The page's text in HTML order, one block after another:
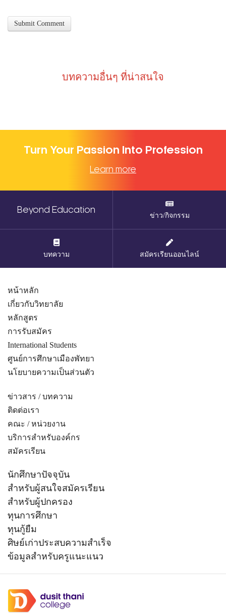
บทความอื่นๆ ที่น่าสนใจ
Turn Your Passion Into Profession
Learn more
Beyond Education
ข่าว/กิจกรรม
บทความ สมัครเรียนออนไลน์
หน้าหลัก
เกี่ยวกับวิทยาลัย
หลักสูตร
การรับสมัคร
International Students
ศูนย์การศึกษาเมืองพัทยา
นโยบายความเป็นส่วนตัว
ข่าวสาร / บทความ
ติดต่อเรา
คณะ / หน่วยงาน
บริการสำหรับองค์กร
สมัครเรียน
นักศึกษาปัจจุบัน
สำหรับผู้สนใจสมัครเรียน
สำหรับผู้ปกครอง
ทุนการศึกษา
ทุนกู้ยืม
ศิษย์เก่าประสบความสำเร็จ
ข้อมูลสำหรับครูแนะแนว